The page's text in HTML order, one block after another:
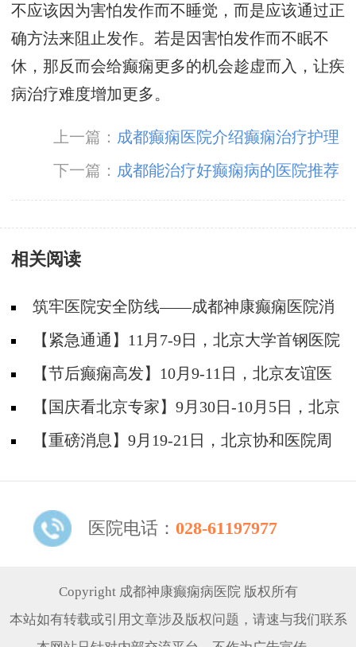
不应该因为害怕发作而不睡觉，而是应该通过正
确方法来阻止发作。若是因害怕发作而不眠不
休，那反而会给癫痫更多的机会趁虚而入，让疾
病治疗难度增加更多。
上一篇： 成都癫痫医院介绍癫痫治疗护理
下一篇： 成都能治疗好癫痫病的医院推荐
相关阅读
筑牢医院安全防线——成都神康癫痫医院消
防安全培训纪实
【紧急通通】11月7-9日，北京大学首钢医院
神经内科胡颖教授亲临成都会诊，破解癫痫疑难
【节后癫痫高发】10月9-11日，北京友谊医
院陈葵博士免费会诊+治疗援助，破解癫痫难
题！
【国庆看北京专家】9月30日-10月5日，北京
天坛&首钢医院两大专家蓉城亲诊+癫痫大额救
【重磅消息】9月19-21日，北京协和医院周
线！
医院电话： 028-61197977
Copyright 成都神康癫痫病医院 版权所有
本站如有转载或引用文章涉及版权问题，请速与我们联系